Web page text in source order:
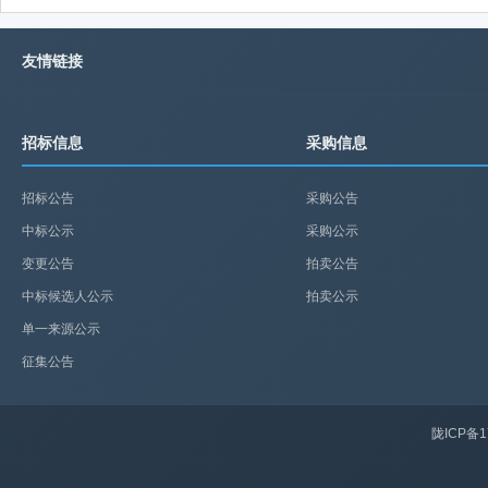
友情链接
招标信息
招标公告
中标公示
变更公告
中标候选人公示
单一来源公示
征集公告
采购信息
采购公告
采购公示
拍卖公告
拍卖公示
陇ICP备